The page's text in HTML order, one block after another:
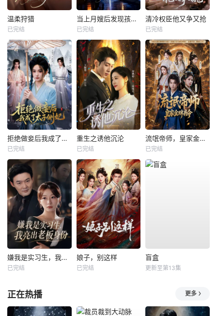
温柔狩猎
已完结
当上月嫂后发现孩子是我的
已完结
清冷权臣他又争又抢
已完结
拒绝做妾后我成了太子侧妃
已完结
重生之诱他沉沦
已完结
流氓帝师，皇家金牌县令
已完结
嫌我是实习生，我亮出老板身份
已完结
娘子，别这样
已完结
盲盒
更新至第13集
正在热播 更多